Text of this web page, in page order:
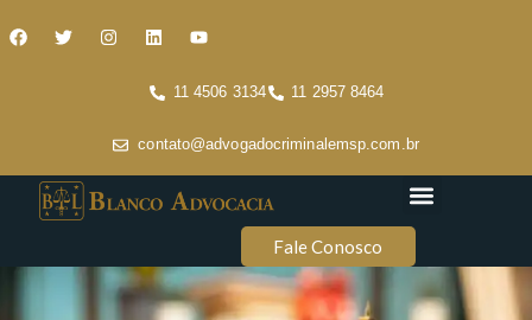
11 4506 3134 11 2957 8464
contato@advogadocriminalemsp.com.br
Fale Conosco